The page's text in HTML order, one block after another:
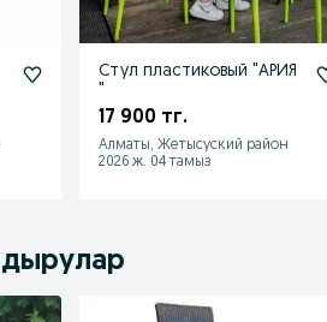
Стул пластиковый "АРИЯ
"
17 900 тг.
Алматы, Жетысуский район
2026 ж. 04 тамыз